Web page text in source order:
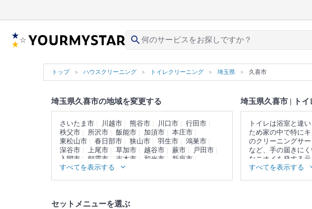
search
トップ ハウスクリーニング トイレクリーニング 埼玉県 久喜市
埼玉県久喜市の地域を変更する
さいたま市 川越市 熊谷市 川口市
行田市
秩父市
所沢市 飯能市 加須市
本庄市
東松山市
春日部市 狭山市 羽生市
鴻巣市
深谷市
上尾市 草加市 越谷市 蕨市
戸田市
入間市
朝霞市 志木市 和光市
新座市
桶川市
北本市 八潮市
北葛飾郡
すべてを表示する
埼玉県久喜市 | ト
トイレは浴室と違
ため家の中で特に
のクリーニングサ
など、手の届きに
なニオイを発する元
▼表示価格に含まれ
囲
すべてを表示する
セットメニューを選ぶ